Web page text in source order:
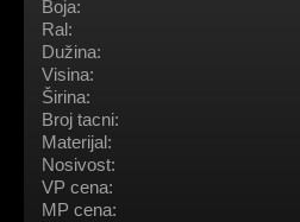
Boja:
Ral:
Dužina:
Visina:
Širina:
Broj tacni:
Materijal:
Nosivost:
VP cena:
MP cena: